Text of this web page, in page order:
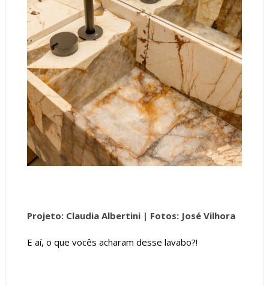
Projeto: Claudia Albertini | Fotos: José Vilhora
E aí, o que vocês acharam desse lavabo?!